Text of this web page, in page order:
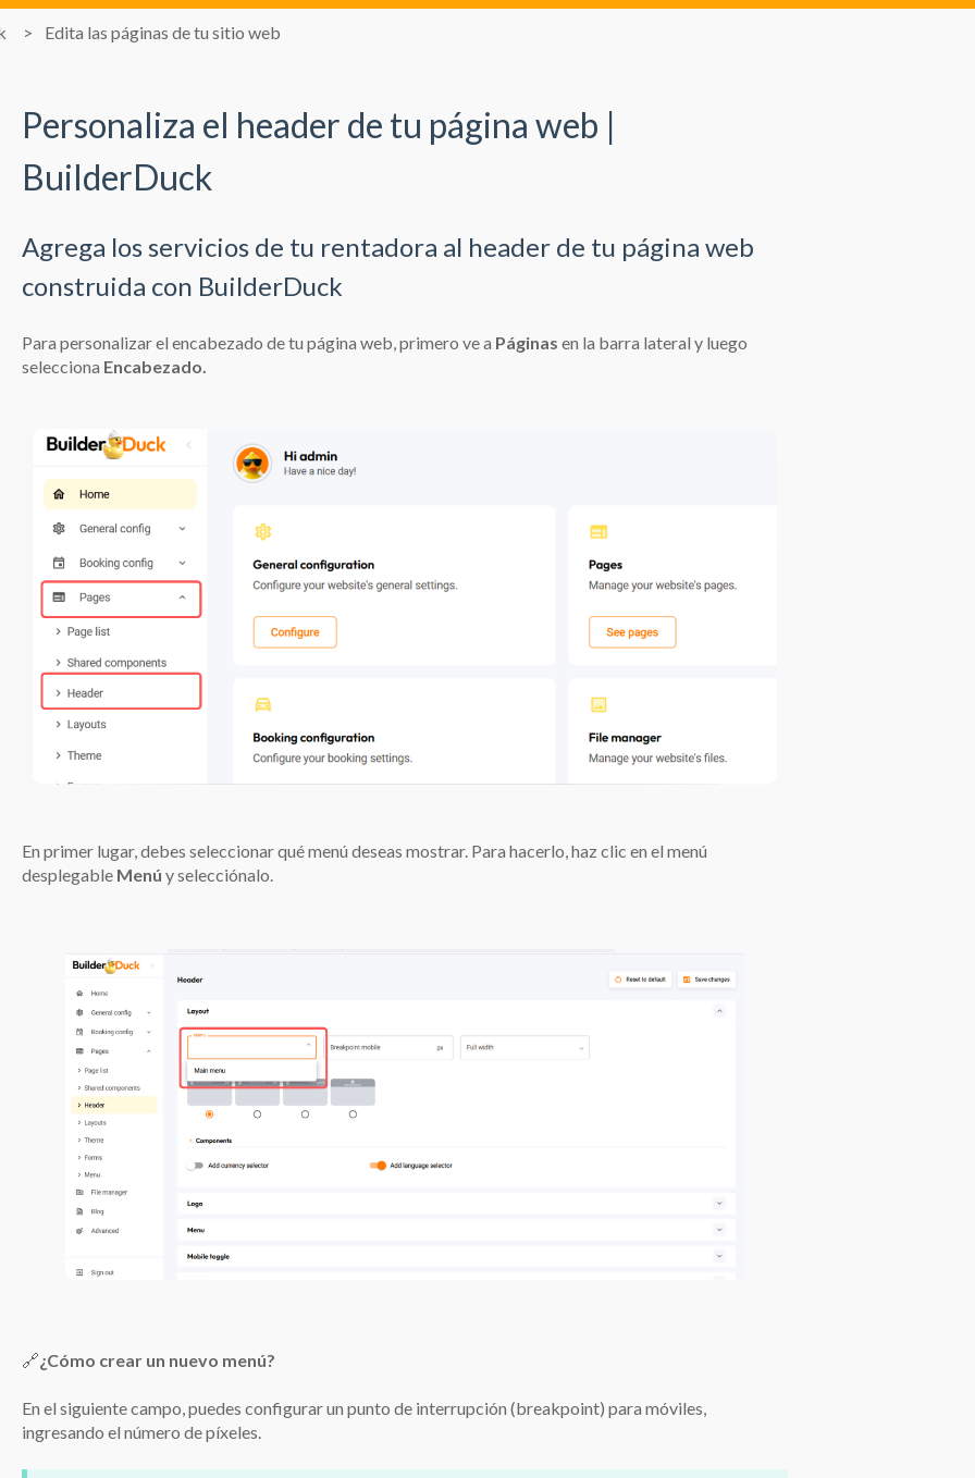
Edita las páginas de tu sitio web
Personaliza el header de tu página web |
BuilderDuck
Agrega los servicios de tu rentadora al header de tu página web
construida con BuilderDuck
Para personalizar el encabezado de tu página web, primero ve a Páginas en la barra lateral y luego
selecciona Encabezado.
En primer lugar, debes seleccionar qué menú deseas mostrar. Para hacerlo, haz clic en el menú
desplegableMenú y selecciónalo.
🔗¿Cómo crear un nuevo menú?
En el siguiente campo, puedes configurar un punto de interrupción (breakpoint) para móviles,
ingresando el número de píxeles.